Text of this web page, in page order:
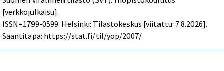
[verkkojulkaisu].
ISSN=1799-0599. Helsinki: Tilastokeskus [viitattu: 7.8.2026].
Saantitapa: https://stat.fi/til/yop/2007/